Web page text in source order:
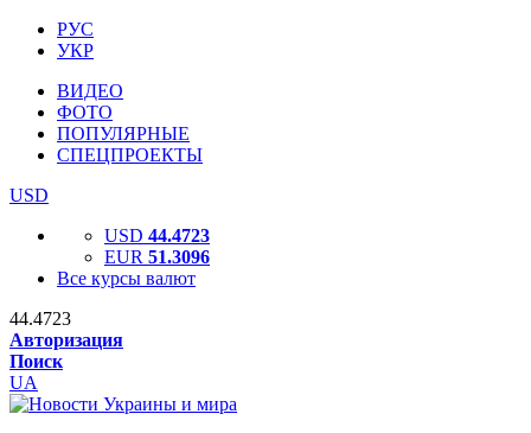
РУС
УКР
ВИДЕО
ФОТО
ПОПУЛЯРНЫЕ
СПЕЦПРОЕКТЫ
USD
USD 44.4723
EUR 51.3096
Все курсы валют
44.4723
Авторизация
Поиск
UA